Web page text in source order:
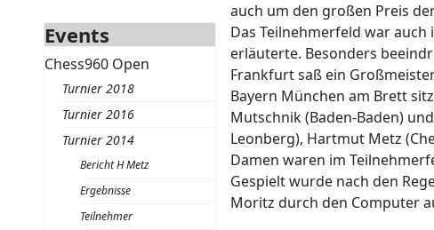
Events
Chess960 Open
Turnier 2018
Turnier 2016
Turnier 2014
Bericht H Metz
Ergebnisse
Teilnehmer
auch um den großen Preis
Das Teilnehmerfeld war
erläuterte. Besonders
Frankfurt saß ein
Bayern München am Brett
Mutschnik (Baden-Baden)
Leonberg), Hartmut Metz
Damen waren im
Gespielt wurde nach den
Moritz durch den Computer